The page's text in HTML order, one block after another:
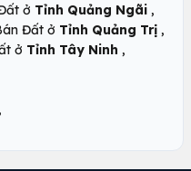
ở Tỉnh Quảng Ngãi ,
Đất ở Tỉnh Quảng Trị ,
ở Tỉnh Tây Ninh ,